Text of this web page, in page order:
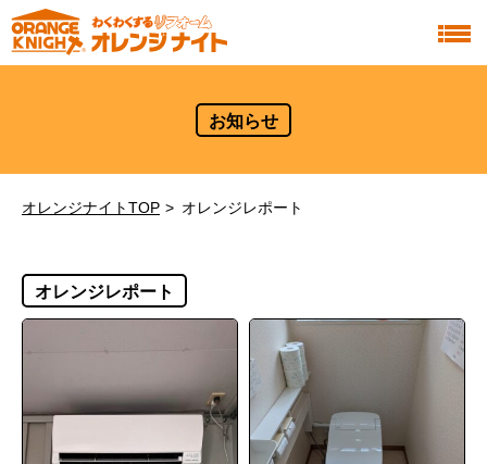
お知らせ
オレンジナイトTOP オレンジレポート
オレンジレポート